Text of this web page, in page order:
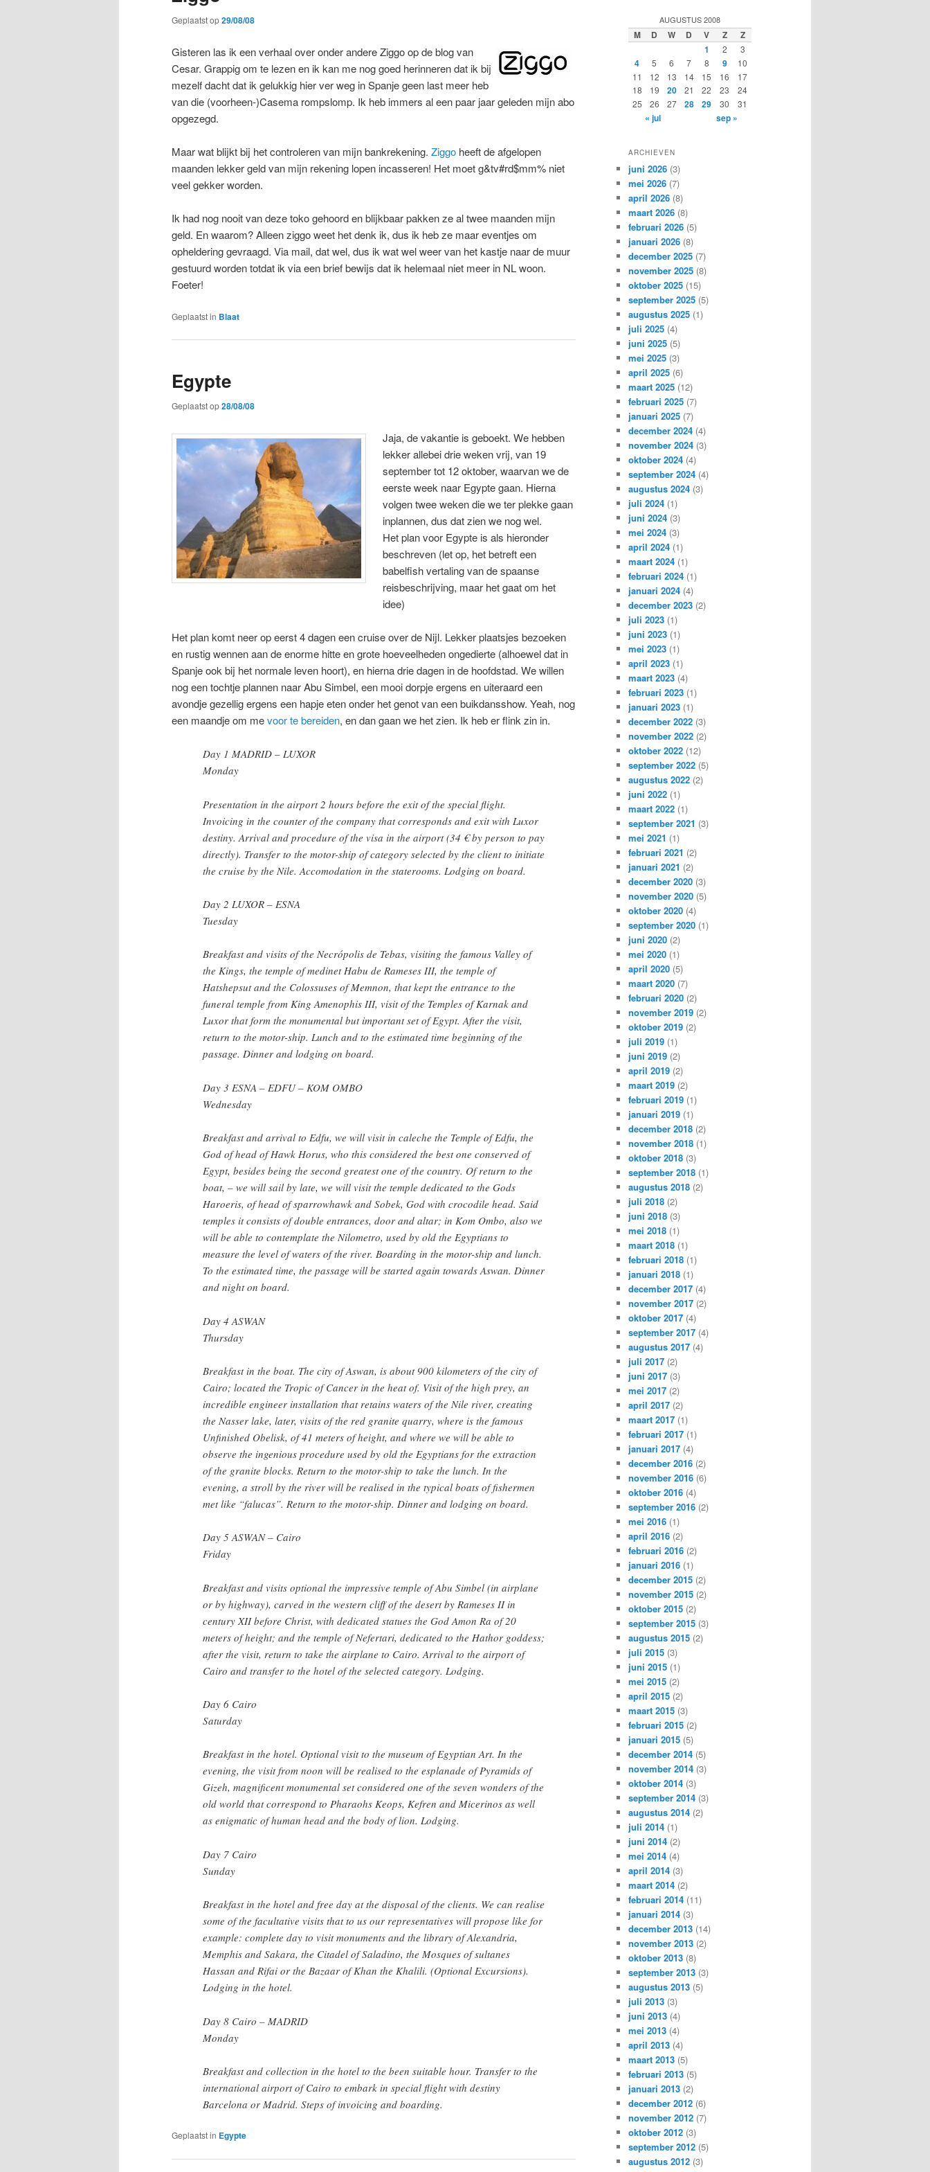
Geplaatst op29/08/08
Gisteren las ik een verhaal over onder andere Ziggo op de blog van
Cesar. Grappig om te lezen en ik kan me nog goed herinneren dat ik bij
mezelf dacht dat ik gelukkig hier ver weg in Spanje geen last meer heb
van die (voorheen-)Casema rompslomp. Ik heb immers al een paar jaar geleden mijn abo
opgezegd.
Maar wat blijkt bij het controleren van mijn bankrekening. Ziggo heeft de afgelopen
maanden lekker geld van mijn rekening lopen incasseren! Het moet g&tv#rd$mm% niet
veel gekker worden.
Ik had nog nooit van deze toko gehoord en blijkbaar pakken ze al twee maanden mijn
geld. En waarom? Alleen ziggo weet het denk ik, dus ik heb ze maar eventjes om
opheldering gevraagd. Via mail, dat wel, dus ik wat wel weer van het kastje naar de muur
gestuurd worden totdat ik via een brief bewijs dat ik helemaal niet meer in NL woon.
Foeter!
Geplaatst in Blaat
Egypte
Geplaatst op28/08/08
Jaja, de vakantie is geboekt. We hebben
lekker allebei drie weken vrij, van 19
september tot 12 oktober, waarvan we de
eerste week naar Egypte gaan. Hierna
volgen twee weken die we ter plekke gaan
inplannen, dus dat zien we nog wel.
Het plan voor Egypte is als hieronder
beschreven (let op, het betreft een
babelfish vertaling van de spaanse
reisbeschrijving, maar het gaat om het
idee)
Het plan komt neer op eerst 4 dagen een cruise over de Nijl. Lekker plaatsjes bezoeken
en rustig wennen aan de enorme hitte en grote hoeveelheden ongedierte (alhoewel dat in
Spanje ook bij het normale leven hoort), en hierna drie dagen in de hoofdstad. We willen
nog een tochtje plannen naar Abu Simbel, een mooi dorpje ergens en uiteraard een
avondje gezellig ergens een hapje eten onder het genot van een buikdansshow. Yeah, nog
een maandje om mevoor te bereiden, en dan gaan we het zien. Ik heb er flink zin in.
Day 1 MADRID – LUXOR
Monday
Presentation in the airport 2 hours before the exit of the special flight.
Invoicing in the counter of the company that corresponds and exit with Luxor
destiny. Arrival and procedure of the visa in the airport (34 € by person to pay
directly). Transfer to the motor-ship of category selected by the client to initiate
the cruise by the Nile. Accomodation in the staterooms. Lodging on board.
Day 2 LUXOR – ESNA
Tuesday
Breakfast and visits of the Necrópolis de Tebas, visiting the famous Valley of
the Kings, the temple of medinet Habu de Rameses III, the temple of
Hatshepsut and the Colossuses of Memnon, that kept the entrance to the
funeral temple from King Amenophis III, visit of the Temples of Karnak and
Luxor that form the monumental but important set of Egypt. After the visit,
return to the motor-ship. Lunch and to the estimated time beginning of the
passage. Dinner and lodging on board.
Day 3 ESNA – EDFU – KOM OMBO
Wednesday
Breakfast and arrival to Edfu, we will visit in caleche the Temple of Edfu, the
God of head of Hawk Horus, who this considered the best one conserved of
Egypt, besides being the second greatest one of the country. Of return to the
boat, – we will sail by late, we will visit the temple dedicated to the Gods
Haroeris, of head of sparrowhawk and Sobek, God with crocodile head. Said
temples it consists of double entrances, door and altar; in Kom Ombo, also we
will be able to contemplate the Nilometro, used by old the Egyptians to
measure the level of waters of the river. Boarding in the motor-ship and lunch.
To the estimated time, the passage will be started again towards Aswan. Dinner
and night on board.
Day 4 ASWAN
Thursday
Breakfast in the boat. The city of Aswan, is about 900 kilometers of the city of
Cairo; located the Tropic of Cancer in the heat of. Visit of the high prey, an
incredible engineer installation that retains waters of the Nile river, creating
the Nasser lake, later, visits of the red granite quarry, where is the famous
Unfinished Obelisk, of 41 meters of height, and where we will be able to
observe the ingenious procedure used by old the Egyptians for the extraction
of the granite blocks. Return to the motor-ship to take the lunch. In the
evening, a stroll by the river will be realised in the typical boats of fishermen
met like “falucas”. Return to the motor-ship. Dinner and lodging on board.
Day 5 ASWAN – Cairo
Friday
Breakfast and visits optional the impressive temple of Abu Simbel (in airplane
or by highway), carved in the western cliff of the desert by Rameses II in
century XII before Christ, with dedicated statues the God Amon Ra of 20
meters of height; and the temple of Nefertari, dedicated to the Hathor goddess;
after the visit, return to take the airplane to Cairo. Arrival to the airport of
Cairo and transfer to the hotel of the selected category. Lodging.
Day 6 Cairo
Saturday
Breakfast in the hotel. Optional visit to the museum of Egyptian Art. In the
evening, the visit from noon will be realised to the esplanade of Pyramids of
Gizeh, magnificent monumental set considered one of the seven wonders of the
old world that correspond to Pharaohs Keops, Kefren and Micerinos as well
as enigmatic of human head and the body of lion. Lodging.
Day 7 Cairo
Sunday
Breakfast in the hotel and free day at the disposal of the clients. We can realise
some of the facultative visits that to us our representatives will propose like for
example: complete day to visit monuments and the library of Alexandria,
Memphis and Sakara, the Citadel of Saladino, the Mosques of sultanes
Hassan and Rifai or the Bazaar of Khan the Khalili. (Optional Excursions).
Lodging in the hotel.
Day 8 Cairo – MADRID
Monday
Breakfast and collection in the hotel to the been suitable hour. Transfer to the
international airport of Cairo to embark in special flight with destiny
Barcelona or Madrid. Steps of invoicing and boarding.
Geplaatst in Egypte
e
n
AUGUSTUS 2008
M D W D V Z
Z
1
2 3
4 5 6 7 8 9
10
11
12 13 14 15 16
17
18
19 20 21 22 23
24
25
26 27 28 29 30 31
« jul sep »
ARCHIEVEN
juni 2026 (3)
mei 2026 (7)
april 2026 (8)
maart 2026 (8)
februari 2026 (5)
januari 2026 (8)
december 2025 (7)
november 2025 (8)
oktober 2025 (15)
september 2025 (5)
augustus 2025 (1)
juli 2025 (4)
juni 2025 (5)
mei 2025 (3)
april 2025 (6)
maart 2025 (12)
februari 2025 (7)
januari 2025 (7)
december 2024 (4)
november 2024 (3)
oktober 2024 (4)
september 2024 (4)
augustus 2024 (3)
juli 2024 (1)
juni 2024 (3)
mei 2024 (3)
april 2024 (1)
maart 2024 (1)
februari 2024 (1)
januari 2024 (4)
december 2023 (2)
juli 2023 (1)
juni 2023 (1)
mei 2023 (1)
april 2023 (1)
maart 2023 (4)
februari 2023 (1)
januari 2023 (1)
december 2022 (3)
november 2022 (2)
oktober 2022 (12)
september 2022 (5)
augustus 2022 (2)
juni 2022 (1)
maart 2022 (1)
september 2021 (3)
mei 2021 (1)
februari 2021 (2)
januari 2021 (2)
december 2020 (3)
november 2020 (5)
oktober 2020 (4)
september 2020 (1)
juni 2020 (2)
mei 2020 (1)
april 2020 (5)
maart 2020 (7)
februari 2020 (2)
november 2019 (2)
oktober 2019 (2)
juli 2019 (1)
juni 2019 (2)
april 2019 (2)
maart 2019 (2)
februari 2019 (1)
januari 2019 (1)
december 2018 (2)
november 2018 (1)
oktober 2018 (3)
september 2018 (1)
augustus 2018 (2)
juli 2018 (2)
juni 2018 (3)
mei 2018 (1)
maart 2018 (1)
februari 2018 (1)
januari 2018 (1)
december 2017 (4)
november 2017 (2)
oktober 2017 (4)
september 2017 (4)
augustus 2017 (4)
juli 2017 (2)
juni 2017 (3)
mei 2017 (2)
april 2017 (2)
maart 2017 (1)
februari 2017 (1)
januari 2017 (4)
december 2016 (2)
november 2016 (6)
oktober 2016 (4)
september 2016 (2)
mei 2016 (1)
april 2016 (2)
februari 2016 (2)
januari 2016 (1)
december 2015 (2)
november 2015 (2)
oktober 2015 (2)
september 2015 (3)
augustus 2015 (2)
juli 2015 (3)
juni 2015 (1)
mei 2015 (2)
april 2015 (2)
maart 2015 (3)
februari 2015 (2)
januari 2015 (5)
december 2014 (5)
november 2014 (3)
oktober 2014 (3)
september 2014 (3)
augustus 2014 (2)
juli 2014 (1)
juni 2014 (2)
mei 2014 (4)
april 2014 (3)
maart 2014 (2)
februari 2014 (11)
januari 2014 (3)
december 2013 (14)
november 2013 (2)
oktober 2013 (8)
september 2013 (3)
augustus 2013 (5)
juli 2013 (3)
juni 2013 (4)
mei 2013 (4)
april 2013 (4)
maart 2013 (5)
februari 2013 (5)
januari 2013 (2)
december 2012 (6)
november 2012 (7)
oktober 2012 (3)
september 2012 (5)
augustus 2012 (3)